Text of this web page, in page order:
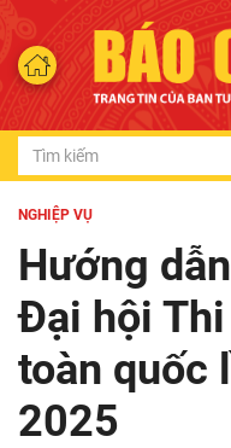
NGHIỆP VỤ
Hướng
Đại hội
toàn quốc
2025